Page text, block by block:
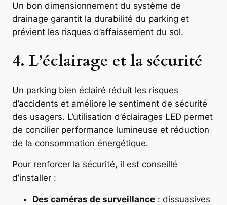
Un bon dimensionnement du système de
drainage garantit la durabilité du parking et
prévient les risques d’affaissement du sol.
4. L’éclairage et la sécurité
Un parking bien éclairé réduit les risques
d’accidents et améliore le sentiment de sécurité
des usagers. L’utilisation d’éclairages LED permet
de concilier performance lumineuse et réduction
de la consommation énergétique.
Pour renforcer la sécurité, il est conseillé
d’installer :
Des caméras de surveillance : dissuasives